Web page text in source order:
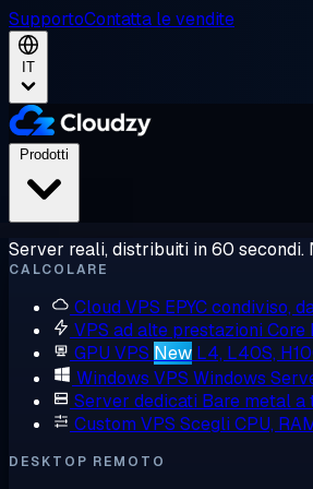
SupportoContatta le vendite
IT
Server reali, distribuiti in 60 secondi.
CALCOLARE
Cloud VPS EPYC condiviso,
VPS ad alte prestazioni Core
GPU VPS New L4, L40S,
Windows VPS Windows
Server dedicati Bare metal a
Custom VPS Scegli CPU,
DESKTOP REMOTO